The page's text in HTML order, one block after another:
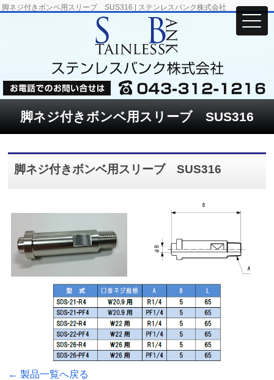
脚ネジ付きボンベ用スリーブ SUS316 | ステンレスバンク株式会社
脚ネジ付きボンベ用スリーブ SUS316
脚ネジ付きボンベ用スリーブ SUS316
← 製品一覧へ戻る